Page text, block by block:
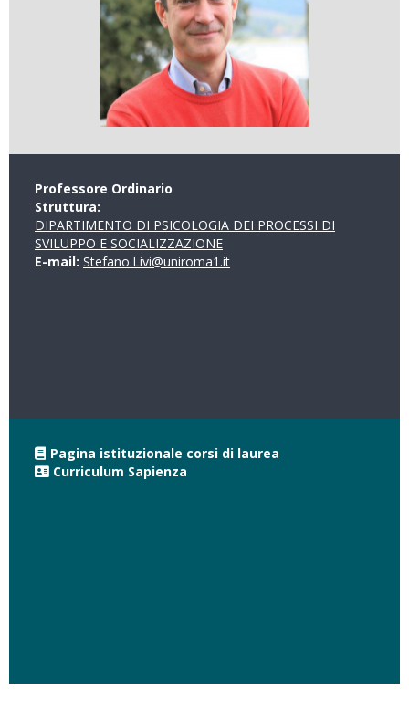
Professore Ordinario
Struttura:
DIPARTIMENTO DI PSICOLOGIA DEI PROCESSI DI
SVILUPPO E SOCIALIZZAZIONE
E-mail: Stefano.Livi@uniroma1.it
Pagina istituzionale corsi di laurea
Curriculum Sapienza